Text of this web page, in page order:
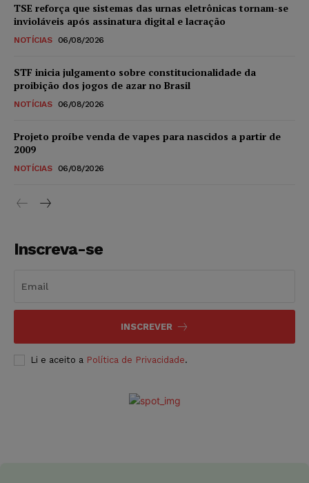
TSE reforça que sistemas das urnas eletrônicas tornam-se
invioláveis após assinatura digital e lacração
NOTÍCIAS 06/08/2026
STF inicia julgamento sobre constitucionalidade da
proibição dos jogos de azar no Brasil
NOTÍCIAS 06/08/2026
Projeto proíbe venda de vapes para nascidos a partir de
2009
NOTÍCIAS 06/08/2026
Inscreva-se
INSCREVER
Li e aceito a Política de Privacidade.